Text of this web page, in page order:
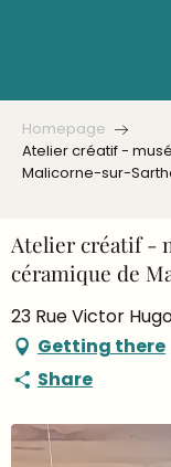
Homepage
Atelier créatif -
Malicorne-sur-
Atelier créatif -
céramique de
23 Rue Victor
Getting there
Share